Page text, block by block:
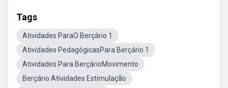
Tags
Atividades ParaO Berçário 1
Atividades PedagógicasPara Berçário 1
Atividades Para BerçárioMovimento
Berçário Atividades Estimulação